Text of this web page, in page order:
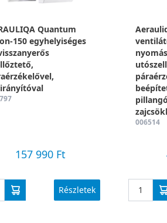
Quantum
150 egyhelyiséges
157 990 Ft
Részletek
006514